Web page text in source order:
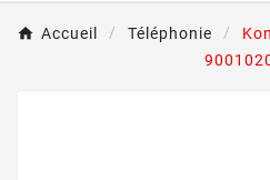
Accueil Téléphonie